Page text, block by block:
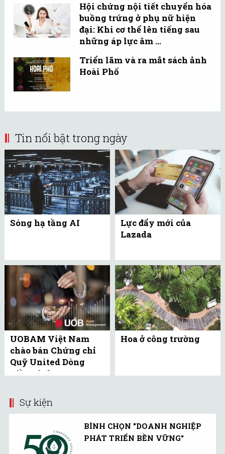
Hội chứng nội tiết chuyển hóa
buồng trứng ở phụ nữ hiện
đại: Khi cơ thể lên tiếng sau
những áp lực âm ...
Triển lãm và ra mắt sách ảnh
Hoài Phố
Tin nổi bật trong ngày
Sóng hạ tầng AI
Lực đẩy mới của
Lazada
UOBAM Việt Nam
chào bán Chứng chỉ
Quỹ United Dòng
Tiền Linh Hoạt
Hoa ở công trường
Sự kiện
BÌNH CHỌN "DOANH NGHIỆP
PHÁT TRIỂN BỀN VỮNG"